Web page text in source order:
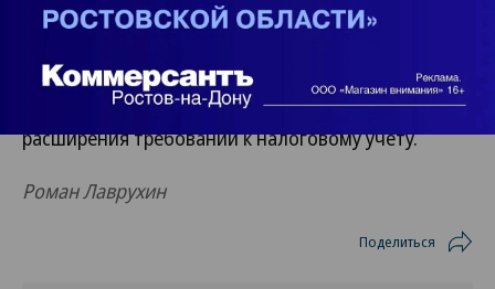
АУСН связан не только с упрощением отчетности,
бухгалтерских кадров, который усилился после
изменений налогового законодательства и
расширения требований к налоговому учету.
Роман Лаврухин
Поделиться